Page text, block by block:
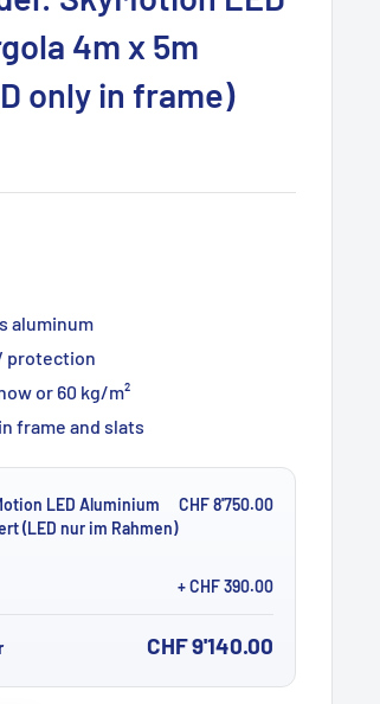
4m x 5m
only in frame)
aluminum
protection
or 60 kg/m²
frame and slats
LED Aluminium
(LED nur im Rahmen)
CHF 8'750.00
+ CHF 390.00
CHF 9'140.00